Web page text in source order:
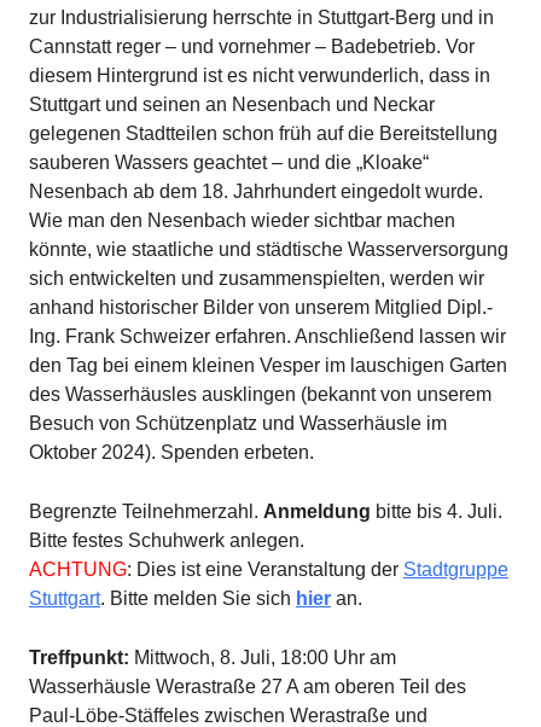
zur Industrialisierung herrschte in Stuttgart-Berg und in
Cannstatt reger – und vornehmer – Badebetrieb. Vor
diesem Hintergrund ist es nicht verwunderlich, dass in
Stuttgart und seinen an Nesenbach und Neckar
gelegenen Stadtteilen schon früh auf die Bereitstellung
sauberen Wassers geachtet – und die „Kloake“
Nesenbach ab dem 18. Jahrhundert eingedolt wurde.
Wie man den Nesenbach wieder sichtbar machen
könnte, wie staatliche und städtische Wasserversorgung
sich entwickelten und zusammenspielten, werden wir
anhand historischer Bilder von unserem Mitglied Dipl.-
Ing. Frank Schweizer erfahren. Anschließend lassen wir
den Tag bei einem kleinen Vesper im lauschigen Garten
des Wasserhäusles ausklingen (bekannt von unserem
Besuch von Schützenplatz und Wasserhäusle im
Oktober 2024). Spenden erbeten.
Begrenzte Teilnehmerzahl. Anmeldung bitte bis 4. Juli.
Bitte festes Schuhwerk anlegen.
ACHTUNG: Dies ist eine Veranstaltung der Stadtgruppe
Stuttgart. Bitte melden Sie sich hier an.
Treffpunkt: Mittwoch, 8. Juli, 18:00 Uhr am
Wasserhäusle Werastraße 27 A am oberen Teil des
Paul-Löbe-Stäffeles zwischen Werastraße und